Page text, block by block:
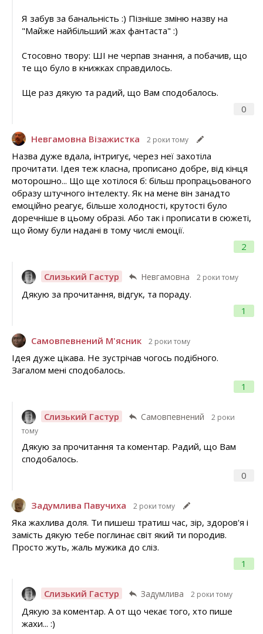
0
Я забув за банальність :) Пізніше зміню назву на
"Майже найбільший жах фантаста" :)
Стосовно твору: ШІ не черпав знання, а побачив, що
те що було в книжках справдилось.
Ще раз дякую та радий, що Вам сподобалось.
Невгамовна Візажистка 2 роки тому
2
Назва дуже вдала, інтригує, через неї захотіла
прочитати. Ідея теж класна, прописано добре, від кінця
моторошно... Що ще хотілося б: більш пропрацьованого
образу штучного інтелекту. Як на мене він занадто
емоційно реагує, більше холодності, крутості було
доречніше в цьому образі. Або так і прописати в сюжеті,
що йому були надані в тому числі емоції.
Слизький Гастур Невгамовна 2 роки тому
1
Дякую за прочитання, відгук, та пораду.
Самовпевнений М'ясник 2 роки тому
1
Ідея дуже цікава. Не зустрічав чогось подібного.
Загалом мені сподобалось.
Слизький Гастур Самовпевнений
2 роки
тому
0
Дякую за прочитання та коментар. Радий, що Вам
сподобалось.
Задумлива Павучиха 2 роки тому
1
Яка жахлива доля. Ти пишеш тратиш час, зір, здоров'я і
замість дякую тебе поглинає світ який ти породив.
Просто жуть, жаль мужика до сліз.
Слизький Гастур Задумлива 2 роки тому
Дякую за коментар. А от що чекає того, хто пише
жахи... :)